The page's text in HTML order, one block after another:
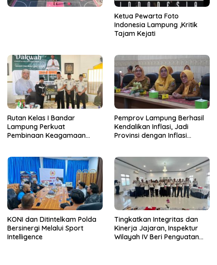
Ketua Pewarta Foto
Indonesia Lampung ,Kritik
Tajam Kejati
Rutan Kelas I Bandar
Lampung Perkuat
Pembinaan Keagamaan
Habsyi
Pemprov Lampung Berhasil
Kendalikan Inflasi, Jadi
Provinsi dengan Inflasi
KONI dan Ditintelkam Polda
Bersinergi Melalui Sport
Intelligence
Tingkatkan Integritas dan
Kinerja Jajaran, Inspektur
Wilayah IV Beri Penguatan